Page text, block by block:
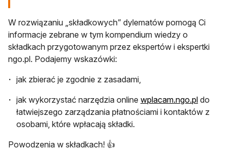
W rozwiązaniu „składkowych” dylematów pomogą Ci
informacje zebrane w tym kompendium wiedzy o
składkach przygotowanym przez ekspertów i ekspertki
ngo.pl. Podajemy wskazówki:
jak zbierać je zgodnie z zasadami,
jak wykorzystać narzędzia online wplacam.ngo.pl do
łatwiejszego zarządzania płatnościami i kontaktów z
osobami, które wpłacają składki.
Powodzenia w składkach! 👍